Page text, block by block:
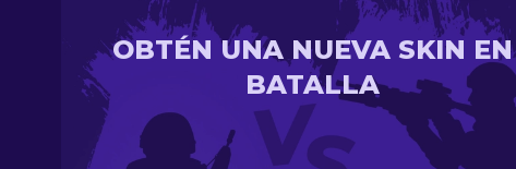
OBTÉN UNA NUEVA SKIN EN
BATALLA